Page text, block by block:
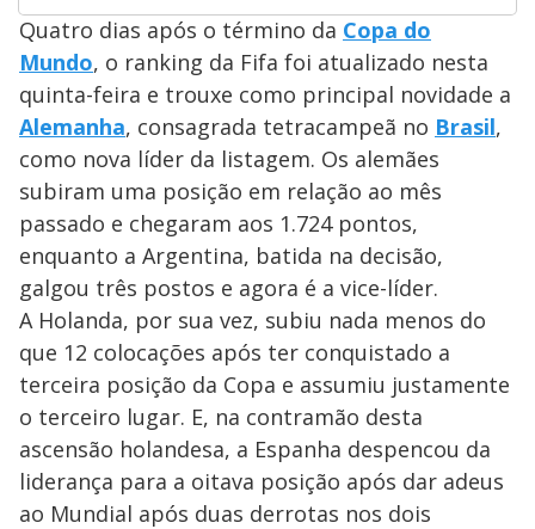
Quatro dias após o término da Copa do
Mundo, o ranking da Fifa foi atualizado nesta
quinta-feira e trouxe como principal novidade a
Alemanha, consagrada tetracampeã no Brasil,
como nova líder da listagem. Os alemães
subiram uma posição em relação ao mês
passado e chegaram aos 1.724 pontos,
enquanto a Argentina, batida na decisão,
galgou três postos e agora é a vice-líder.
A Holanda, por sua vez, subiu nada menos do
que 12 colocações após ter conquistado a
terceira posição da Copa e assumiu justamente
o terceiro lugar. E, na contramão desta
ascensão holandesa, a Espanha despencou da
liderança para a oitava posição após dar adeus
ao Mundial após duas derrotas nos dois